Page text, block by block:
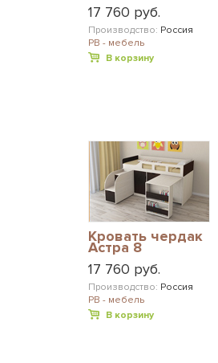
17 760 руб.
Производство: Россия
РВ - мебель
В корзину
Кровать чердак
Астра 8
17 760 руб.
Производство: Россия
РВ - мебель
В корзину